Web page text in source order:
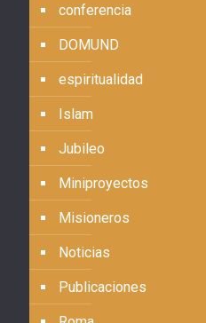
conferencia
DOMUND
espiritualidad
Islam
Jubileo
Miniproyectos
Misioneros
Noticias
Publicaciones